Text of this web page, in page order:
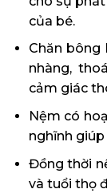
của bé.
Chăn bông
nhàng,
cảm giác
Nệm có
nghĩnh
Đồng thời
và tuổi thọ